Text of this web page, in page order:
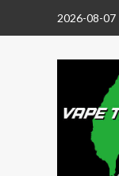
2026-08-07